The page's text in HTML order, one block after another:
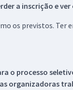
a inscrição e
os previstos. Ter
o processo
organizadoras